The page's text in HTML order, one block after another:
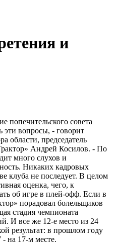
и
попечительского совета
эти вопросы, - говорит
области, председатель
Андрей Косилов. - По
много слухов и
Никаких кадровых
клуба не последует. В целом
оценка, чего, к
об игре в плей-офф. Если в
порадовал болельщиков
стадия чемпионата
И все же 12-е место из 24
результат: в прошлом году
на 17-м месте.